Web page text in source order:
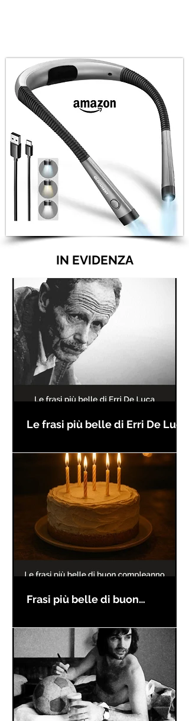
IN EVIDENZA
Le frasi più belle di Erri De Luca
Frasi più belle di buon